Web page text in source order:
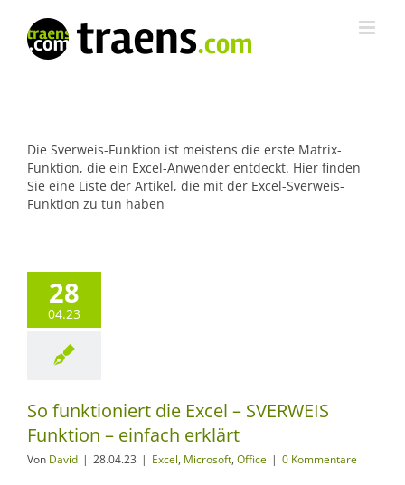
Inhalt
springen
Die Sverweis-Funktion ist meistens die erste Matrix-
Funktion, die ein Excel-Anwender entdeckt. Hier finden
Sie eine Liste der Artikel, die mit der Excel-Sverweis-
Funktion zu tun haben
28
04.23
So funktioniert die Excel – SVERWEIS
Funktion – einfach erklärt
Von David | 28.04.23 | Excel, Microsoft, Office | 0 Kommentare